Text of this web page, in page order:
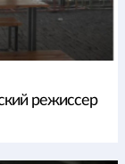
режиссер